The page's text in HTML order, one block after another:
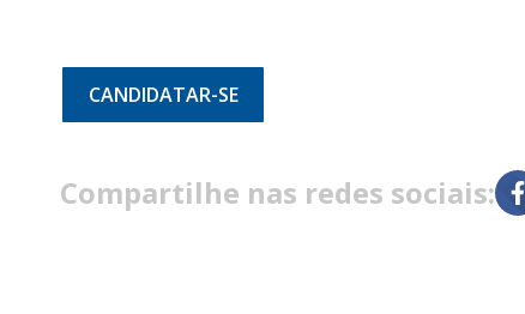
CANDIDATAR-SE
Compartilhe nas redes sociais: